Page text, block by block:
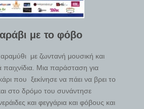
με το φόβο
με ζωντανή μουσική και
παιχνίδια. Μια παράσταση για
που ξεκίνησε να πάει να βρει το
στο δρόμο του συνάντησε
και φεγγάρια και φόβους και